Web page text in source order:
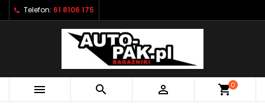
Telefon: 61 8106 175
   shopping_cart0
Moje listy życzeń ×
Utwórz nową listę
((modalTitle)) ×
((confirmMessage))
((cancelText)) ((modalDeleteText))
Utwórz listę życzeń ×
Nazwa listy życzeń
Zaloguj się ×
Musisz być zalogowany by zapisać produkty na
swojej liście życzeń.
Anuluj Zaloguj się